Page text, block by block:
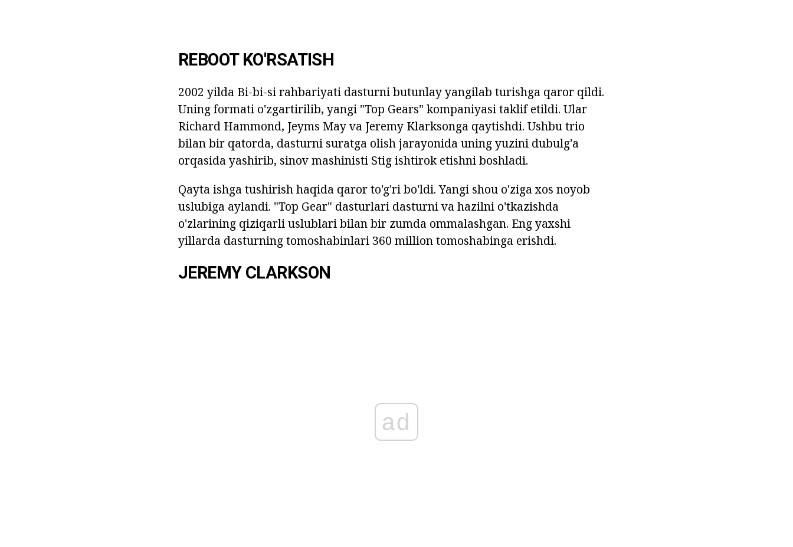
REBOOT KO'RSATISH
2002 yilda Bi-bi-si rahbariyati dasturni butunlay yangilab turishga qaror qildi.
Uning formati o'zgartirilib, yangi "Top Gears" kompaniyasi taklif etildi. Ular
Richard Hammond, Jeyms May va Jeremy Klarksonga qaytishdi. Ushbu trio
bilan bir qatorda, dasturni suratga olish jarayonida uning yuzini dubulg'a
orqasida yashirib, sinov mashinisti Stig ishtirok etishni boshladi.
Qayta ishga tushirish haqida qaror to'g'ri bo'ldi. Yangi shou o'ziga xos noyob
uslubiga aylandi. "Top Gear" dasturlari dasturni va hazilni o'tkazishda
o'zlarining qiziqarli uslublari bilan bir zumda ommalashgan. Eng yaxshi
yillarda dasturning tomoshabinlari 360 million tomoshabinga erishdi.
JEREMY CLARKSON
ad